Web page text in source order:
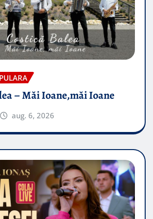
– Măi Ioane,măi Ioane
aug. 6, 2026